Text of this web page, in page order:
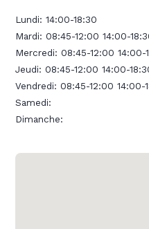
Lundi:14:00-18:30
Mardi:08:45-12:00 14:00-
Mercredi:08:45-12:00 14:00-
Jeudi:08:45-12:00 14:00-
Vendredi:08:45-12:00 14:00-
Samedi:
Dimanche: